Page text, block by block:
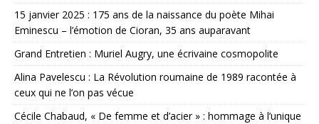
15 janvier 2025 : 175 ans de la naissance du poète Mihai
Eminescu – l’émotion de Cioran, 35 ans auparavant
Grand Entretien : Muriel Augry, une écrivaine cosmopolite
Alina Pavelescu : La Révolution roumaine de 1989 racontée à
ceux qui ne l’on pas vécue
Cécile Chabaud, « De femme et d’acier » : hommage à l’unique